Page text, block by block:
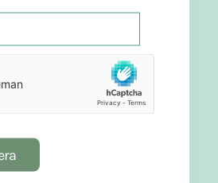
modifierade råvaror,
och tungmetaller för din
Våra specialutformade
läkemalvabladet absorberas